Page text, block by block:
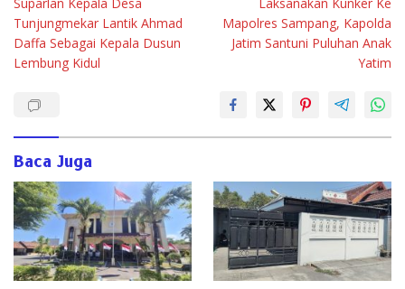
pos
Tunjungmekar Lantik Ahmad
Daffa Sebagai Kepala Dusun
Lembung Kidul
Mapolres Sampang, Kapolda
Jatim Santuni Puluhan Anak
Yatim
Baca Juga